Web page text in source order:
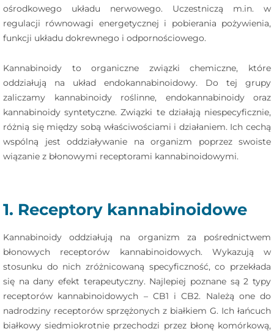
ośrodkowego układu nerwowego. Uczestniczą m.in. w
regulacji równowagi energetycznej i pobierania pożywienia,
funkcji układu dokrewnego i odpornościowego.
Kannabinoidy to organiczne związki chemiczne, które
oddziałują na układ endokannabinoidowy. Do tej grupy
zaliczamy kannabinoidy roślinne, endokannabinoidy oraz
kannabinoidy syntetyczne. Związki te działają niespecyficznie,
różnią się między sobą właściwościami i działaniem. Ich cechą
wspólną jest oddziaływanie na organizm poprzez swoiste
wiązanie z błonowymi receptorami kannabinoidowymi.
1. Receptory kannabinoidowe
Kannabinoidy oddziałują na organizm za pośrednictwem
błonowych receptorów kannabinoidowych. Wykazują w
stosunku do nich zróżnicowaną specyficzność, co przekłada
się na dany efekt terapeutyczny. Najlepiej poznane są 2 typy
receptorów kannabinoidowych – CB1 i CB2. Należą one do
nadrodziny receptorów sprzężonych z białkiem G. Ich łańcuch
białkowy siedmiokrotnie przechodzi przez błonę komórkową,